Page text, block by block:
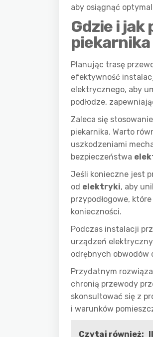
aby osiągnąć
Gdzie i jak
piekarnika
Planując trasę
efektywność
elektrycznego, aby
podłodze,
Zaleca się
piekarnika. Warto
uszkodzeniami
bezpieczeństwa
Jeśli konieczne jest
od elektryki, aby
przypodłogowe,
konieczności.
Podczas instalacji
urządzeń
odrębnych obwodów
Przydatnym
chronią przewody
skonsultować się z
i warunków
Czytaj również: